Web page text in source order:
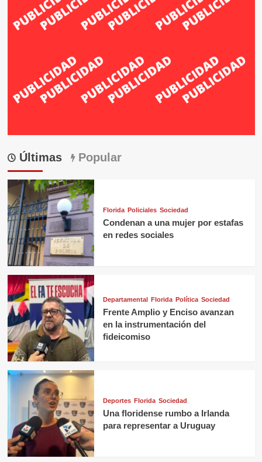
Últimas Popular
Florida Policiales Sociedad
Condenan a una mujer por estafas
en redes sociales
Departamental Florida Política Sociedad
Frente Amplio y Enciso avanzan
en la instrumentación del
fideicomiso
Deportes Florida Sociedad
Una floridense rumbo a Irlanda
para representar a Uruguay